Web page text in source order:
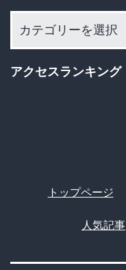
テ
リ
アクセスランキング
トップページ
人気記事